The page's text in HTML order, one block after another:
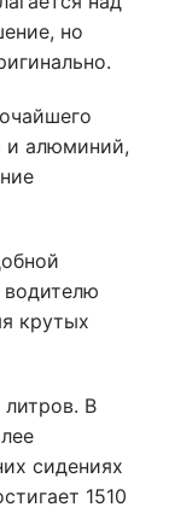
но
и алюминий,
крутых
В
сидениях
1510